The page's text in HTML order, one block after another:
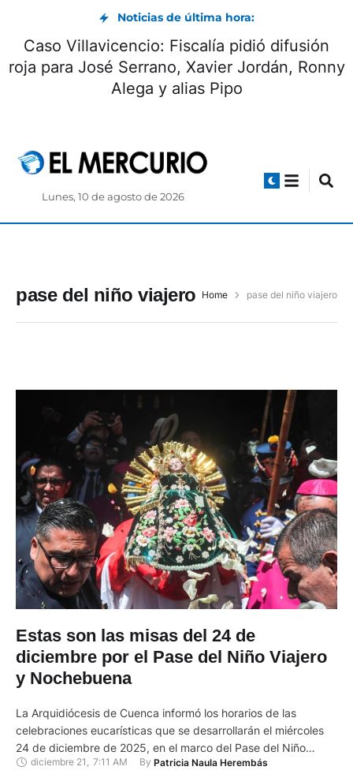
Noticias de última hora:
Caso Villavicencio: Fiscalía pidió difusión
roja para José Serrano, Xavier Jordán, Ronny
Alega y alias Pipo
Lunes, 10 de agosto de 2026
pase del niño viajero Home pase del niño viajero
Estas son las misas del 24 de
diciembre por el Pase del Niño Viajero
y Nochebuena
La Arquidiócesis de Cuenca informó los horarios de las
celebraciones eucarísticas que se desarrollarán el miércoles
24 de diciembre de 2025, en el marco del Pase del Niño
Viajero, una de las expresiones de fe más representativas de
diciembre 21 , 7:11 AM By Patricia Naula Herembás